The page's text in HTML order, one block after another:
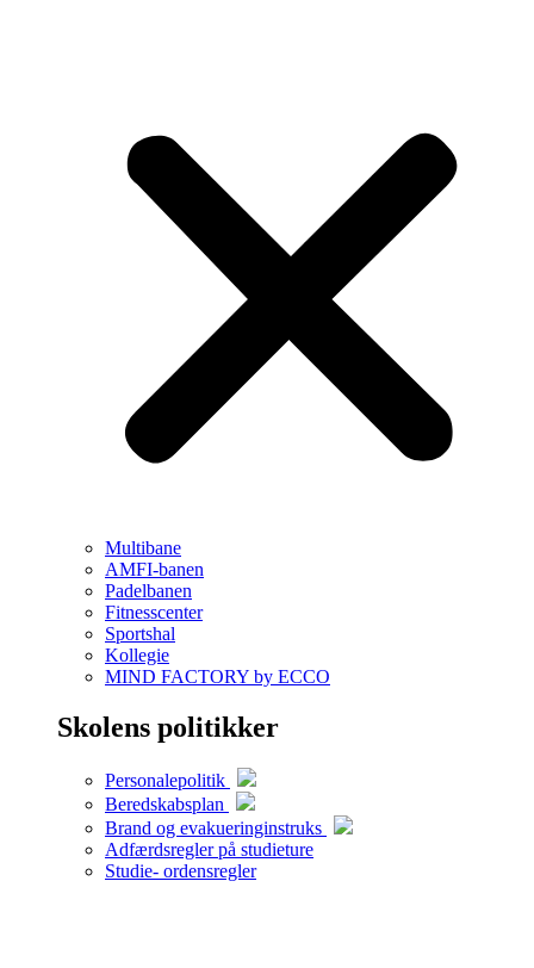
Multibane
AMFI-banen
Padelbanen
Fitnesscenter
Sportshal
Kollegie
MIND FACTORY by ECCO
Skolens politikker
Personalepolitik
Beredskabsplan
Brand og evakueringinstruks
Adfærdsregler på studieture
Studie- ordensregler